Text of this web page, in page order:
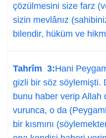
çözülmesini size farz
sizin mevlânız
bilendir, hüküm ve
Tahrîm 3:Hani
gizli bir söz söylemişti.
bunu haber verip Allah
vurunca, o da
bir kısmını